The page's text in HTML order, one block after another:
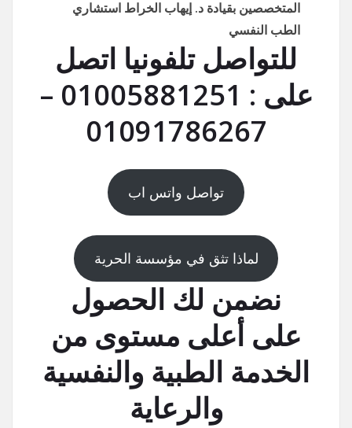
المتخصصين بقيادة د. إيهاب الخراط استشاري
الطب النفسي
للتواصل تلفونيا اتصل
على : 01005881251 –
01091786267
تواصل واتس اب
لماذا تثق في مؤسسة الحرية
نضمن لك الحصول
على أعلى مستوى من
الخدمة الطبية والنفسية
والرعاية